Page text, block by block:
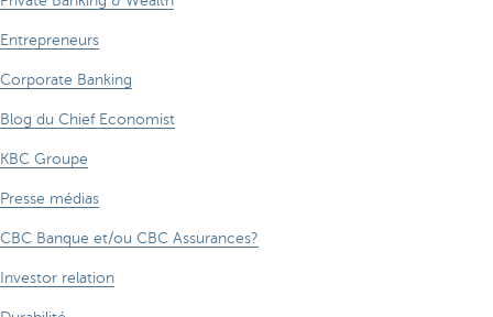
Entrepreneurs
Corporate Banking
Blog du Chief Economist
KBC Groupe
Presse médias
CBC Banque et/ou CBC Assurances?
Investor relation